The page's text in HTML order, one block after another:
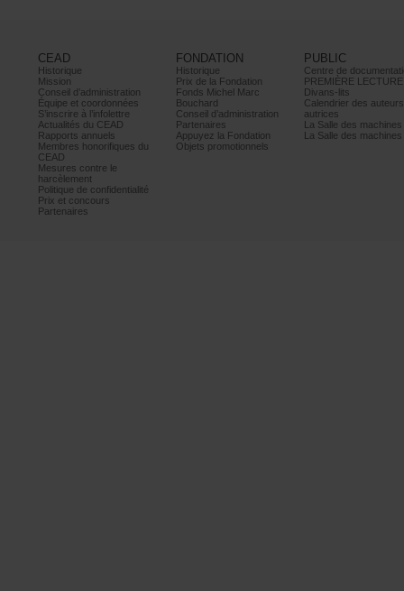
CEAD
Historique
Mission
Conseild’administration
Équipeetcoordonnées
S’inscrireàl’infolettre
ActualitésduCEAD
Rapportsannuels
Membreshonorifiquesdu
CEAD
Mesurescontrele
harcèlement
Politiquedeconfidentialité
Prixetconcours
Partenaires
FONDATION
Historique
PrixdelaFondation
FondsMichelMarc
Bouchard
Conseild’administration
Partenaires
AppuyezlaFondation
Objetspromotionnels
PUBLIC
PREMIÈRELECTURE
Divans-lits
autrices